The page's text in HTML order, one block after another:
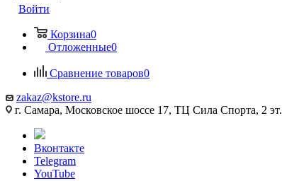
Войти
Корзина0
Отложенные0
Сравнение товаров0
zakaz@kstore.ru
г. Самара, Московское шоссе 17, ТЦ Сила Спорта, 2 эт.
Вконтакте
Telegram
YouTube